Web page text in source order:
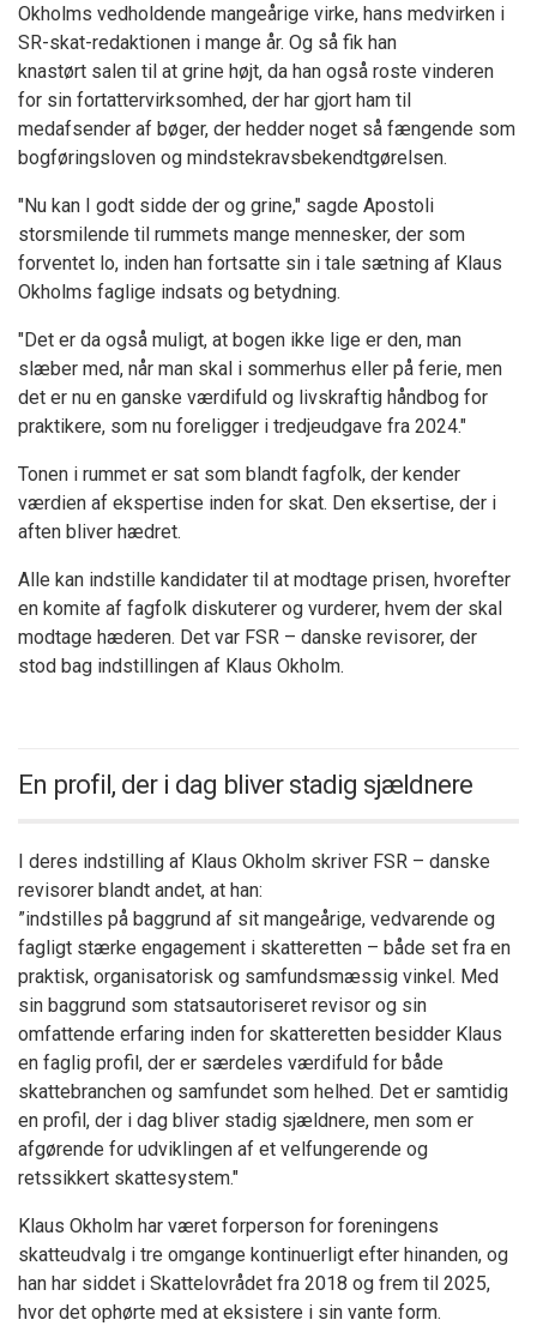
Okholms vedholdende mangeårige virke, hans medvirken i
SR-skat-redaktionen i mange år. Og så fik han
knastørt salen til at grine højt, da han også roste vinderen
for sin fortattervirksomhed, der har gjort ham til
medafsender af bøger, der hedder noget så fængende som
bogføringsloven og mindstekravsbekendtgørelsen.
"Nu kan I godt sidde der og grine," sagde Apostoli
storsmilende til rummets mange mennesker, der som
forventet lo, inden han fortsatte sin i tale sætning af Klaus
Okholms faglige indsats og betydning.
"Det er da også muligt, at bogen ikke lige er den, man
slæber med, når man skal i sommerhus eller på ferie, men
det er nu en ganske værdifuld og livskraftig håndbog for
praktikere, som nu foreligger i tredjeudgave fra 2024."
Tonen i rummet er sat som blandt fagfolk, der kender
værdien af ekspertise inden for skat. Den eksertise, der i
aften bliver hædret.
Alle kan indstille kandidater til at modtage prisen, hvorefter
en komite af fagfolk diskuterer og vurderer, hvem der skal
modtage hæderen. Det var FSR – danske revisorer, der
stod bag indstillingen af Klaus Okholm.
En profil, der i dag bliver stadig sjældnere
I deres indstilling af Klaus Okholm skriver FSR – danske
revisorer blandt andet, at han:
”indstilles på baggrund af sit mangeårige, vedvarende og
fagligt stærke engagement i skatteretten – både set fra en
praktisk, organisatorisk og samfundsmæssig vinkel. Med
sin baggrund som statsautoriseret revisor og sin
omfattende erfaring inden for skatteretten besidder Klaus
en faglig profil, der er særdeles værdifuld for både
skattebranchen og samfundet som helhed. Det er samtidig
en profil, der i dag bliver stadig sjældnere, men som er
afgørende for udviklingen af et velfungerende og
retssikkert skattesystem."
Klaus Okholm har været forperson for foreningens
skatteudvalg i tre omgange kontinuerligt efter hinanden, og
han har siddet i Skattelovrådet fra 2018 og frem til 2025,
hvor det ophørte med at eksistere i sin vante form.